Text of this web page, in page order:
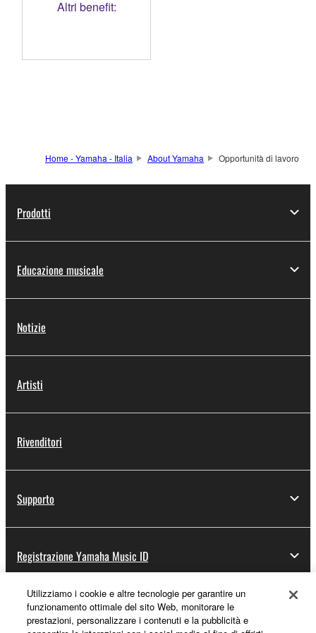
Altri benefit:
Mensa
Auto aziendale (in
Home - Yamaha - Italia About Yamaha Opportunità di lavoro
Prodotti
Educazione musicale
Notizie
Artisti
Rivenditori
Supporto
Registrazione Yamaha Music ID
Informazioni su Yamaha
Utilizziamo i cookie e altre tecnologie per garantire un
funzionamento ottimale del sito Web, monitorare le
prestazioni, personalizzare i contenuti e la pubblicità e